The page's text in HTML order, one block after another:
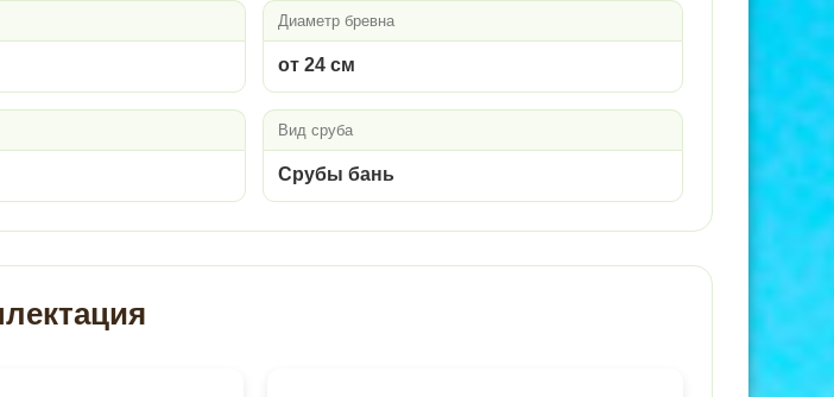
Диаметр бревна
от 24 см
Вид сруба
Срубы бань